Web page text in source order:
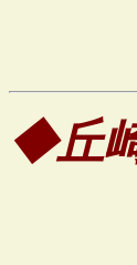
◆丘